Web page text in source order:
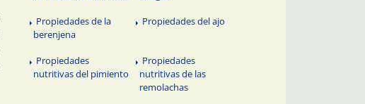
Propiedades de la
berenjena
Propiedades del ajo
Propiedades
nutritivas del pimiento
Propiedades
nutritivas de las
remolachas